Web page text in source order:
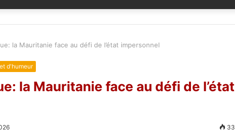
la Mauritanie face au défi de l’état impersonnel
d'humeur
la Mauritanie face au défi de l’état
33